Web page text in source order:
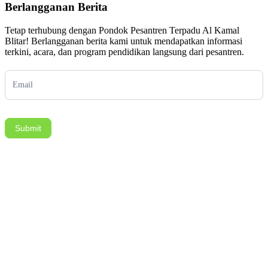
Berlangganan Berita
Tetap terhubung dengan Pondok Pesantren Terpadu Al Kamal
Blitar! Berlangganan berita kami untuk mendapatkan informasi
terkini, acara, dan program pendidikan langsung dari pesantren.
Subscription
Submit